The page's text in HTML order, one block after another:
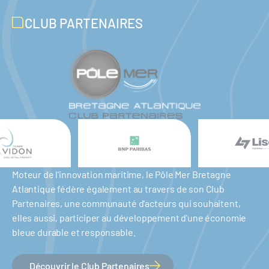
CLUB PARTENAIRES
Moteur de l'innovation maritime, le Pôle Mer Bretagne
Atlantique fédère également au travers de son Club
Partenaires, une communauté d'acteurs qui souhaitent,
elles aussi, participer au développement d'une économie
bleue durable et responsable.
Découvrir le Club Partenaires